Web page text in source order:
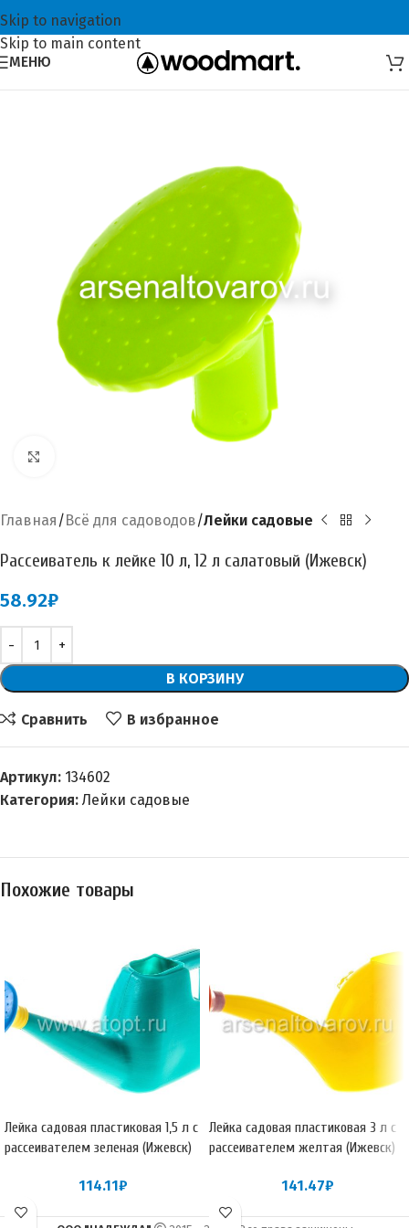
Skip to navigation
Skip to main content
МЕНЮ
Главная Всё для садоводов Лейки садовые
Рассеиватель к лейке 10 л, 12 л салатовый (Ижевск)
58.92₽
В КОРЗИНУ
Сравнить В избранное
Артикул: 134602
Категория: Лейки садовые
Похожие товары
Лейка садовая пластиковая 1,5 л с
рассеивателем зеленая (Ижевск)
114.11₽
Лейка садовая пластиковая 3 л с
рассеивателем желтая (Ижевск)
141.47₽